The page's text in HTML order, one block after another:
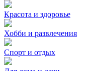
Красота и здоровье
Хобби и развлечения
Спорт и отдых